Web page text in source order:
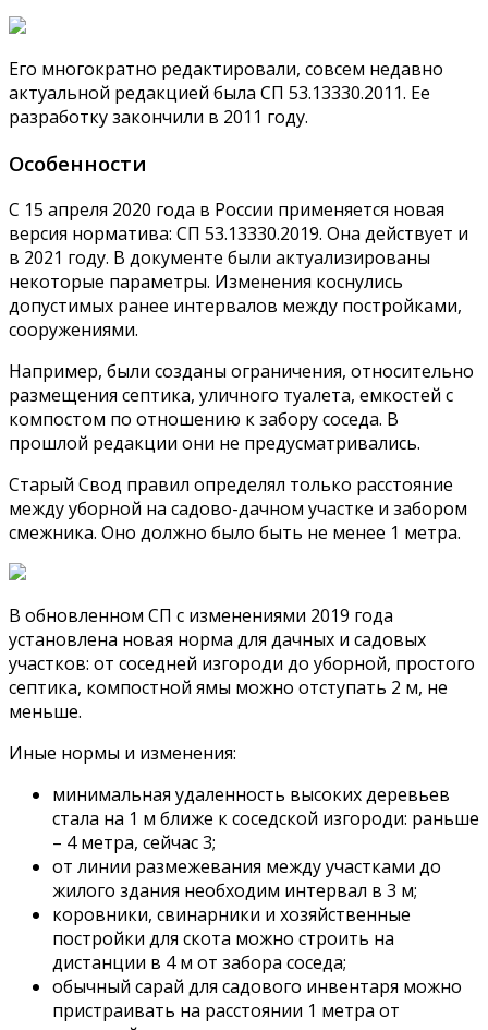
Его многократно редактировали, совсем недавно
актуальной редакцией была СП 53.13330.2011. Ее
разработку закончили в 2011 году.
Особенности
С 15 апреля 2020 года в России применяется новая
версия норматива: СП 53.13330.2019. Она действует и
в 2021 году. В документе были актуализированы
некоторые параметры. Изменения коснулись
допустимых ранее интервалов между постройками,
сооружениями.
Например, были созданы ограничения, относительно
размещения септика, уличного туалета, емкостей с
компостом по отношению к забору соседа. В
прошлой редакции они не предусматривались.
Старый Свод правил определял только расстояние
между уборной на садово-дачном участке и забором
смежника. Оно должно было быть не менее 1 метра.
В обновленном СП с изменениями 2019 года
установлена новая норма для дачных и садовых
участков: от соседней изгороди до уборной, простого
септика, компостной ямы можно отступать 2 м, не
меньше.
Иные нормы и изменения:
минимальная удаленность высоких деревьев
стала на 1 м ближе к соседской изгороди: раньше
– 4 метра, сейчас 3;
от линии размежевания между участками до
жилого здания необходим интервал в 3 м;
коровники, свинарники и хозяйственные
постройки для скота можно строить на
дистанции в 4 м от забора соседа;
обычный сарай для садового инвентаря можно
пристраивать на расстоянии 1 метра от